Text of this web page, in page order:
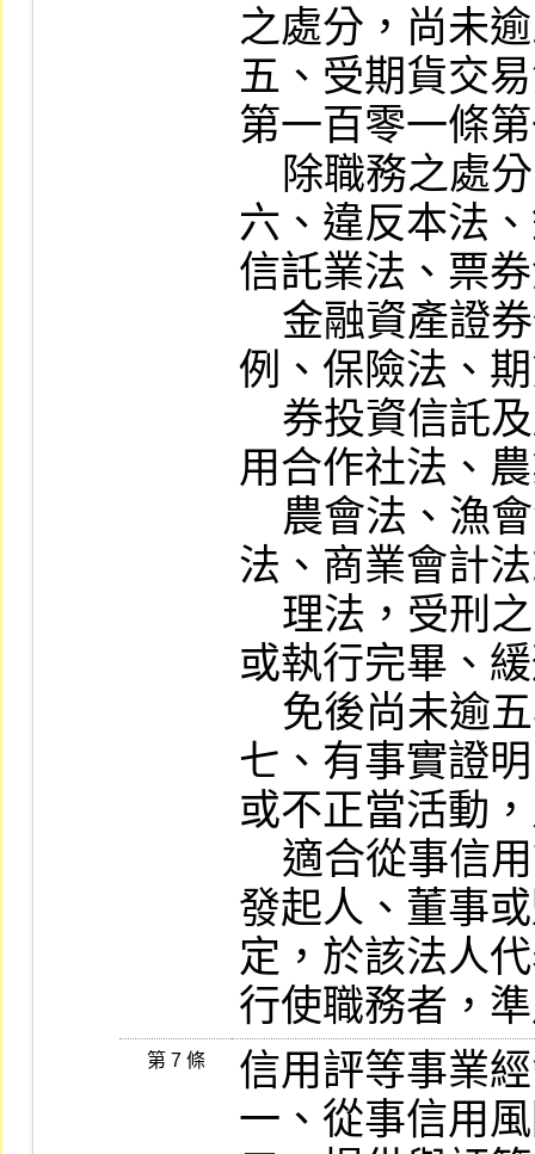
之處分，尚未
五、受期貨交
第一百零一條
六、違反本法
信託業法、票
例、保險法、
用合作社法、
法、商業會計
或執行完畢、
七、有事實證
或不正當活動
發起人、董事
定，於該法人
行使職務者，
第 7 條
信用評等事業
一、從事信用